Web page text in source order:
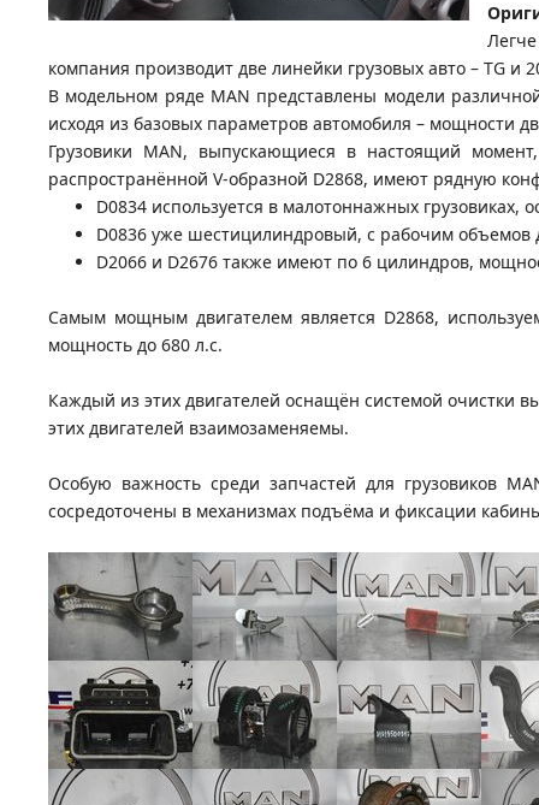
компания производит две линейки грузовых авто – TG
В модельном ряде MAN представлены модели
исходя из базовых параметров автомобиля – мощности
Грузовики MAN, выпускающиеся в настоящий
распространённой V-образной D2868, имеют рядную
D0834 используется в малотоннажных
D0836 уже шестицилиндровый, с рабочим объемов
D2066 и D2676 также имеют по 6 цилиндров,
Самым мощным двигателем является D2868,
мощность до 680 л.с.
Каждый из этих двигателей оснащён системой очистки
этих двигателей взаимозаменяемы.
Особую важность среди запчастей для грузовиков
сосредоточены в механизмах подъёма и фиксации